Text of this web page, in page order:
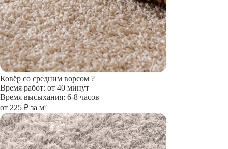
Ковёр со средним ворсом ?
Время работ: от 40 минут
Время высыхания: 6-8 часов
от 225 ₽ за м²